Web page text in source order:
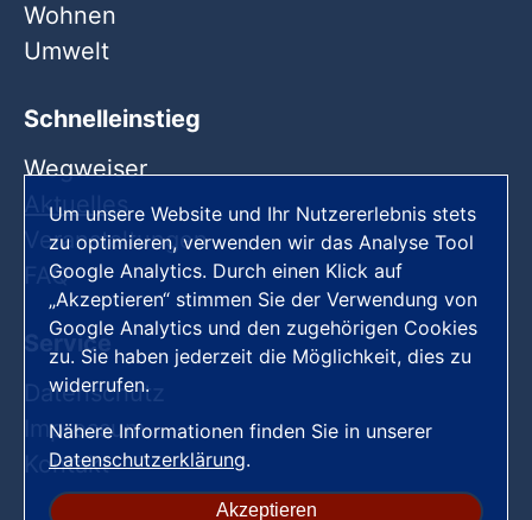
Wohnen
Umwelt
Schnelleinstieg
Wegweiser
Aktuelles
Veranstaltungen
FAQ
Service
Datenschutz
Impressum
Kontakt
Um unsere Website und Ihr Nutzererlebnis stets
zu optimieren, verwenden wir das Analyse Tool
Google Analytics. Durch einen Klick auf
„Akzeptieren“ stimmen Sie der Verwendung von
Google Analytics und den zugehörigen Cookies
zu. Sie haben jederzeit die Möglichkeit, dies zu
widerrufen.
Nähere Informationen finden Sie in unserer
Datenschutzerklärung.
Akzeptieren